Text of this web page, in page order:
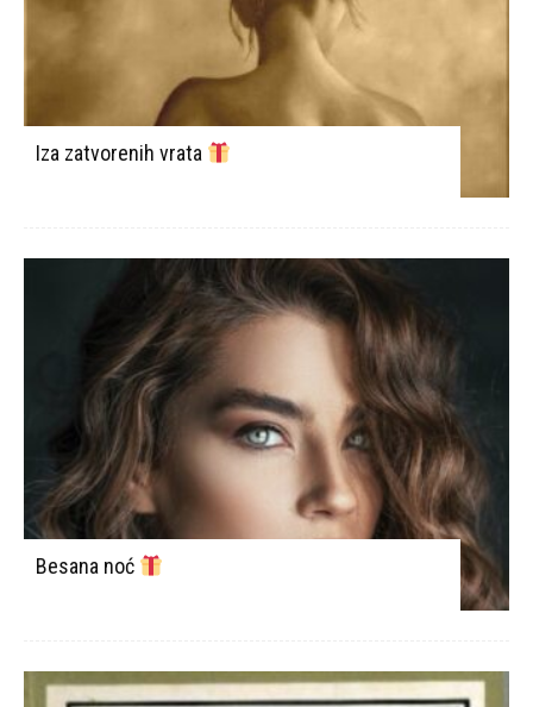
Iza zatvorenih vrata
Besana noć